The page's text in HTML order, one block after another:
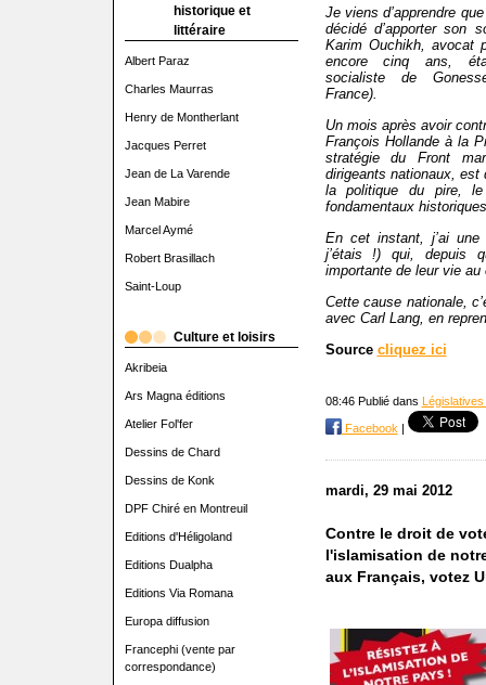
historique et
littéraire
Albert Paraz
Charles Maurras
Henry de Montherlant
Jacques Perret
Jean de La Varende
Jean Mabire
Marcel Aymé
Robert Brasillach
Saint-Loup
Culture et loisirs
Akribeia
Ars Magna éditions
Atelier Fol'fer
Dessins de Chard
Dessins de Konk
DPF Chiré en Montreuil
Editions d'Héligoland
Editions Dualpha
Editions Via Romana
Europa diffusion
Francephi (vente par
correspondance)
Je viens d’apprendre
décidé d’apporter son
Karim Ouchikh, avocat
encore cinq ans,
socialiste de
France).
Un mois après avoir
François Hollande à la
stratégie du Front
dirigeants nationaux,
la politique du pire,
fondamentaux
En cet instant, j’ai
j’étais !) qui, depuis
importante de leur vie
Cette cause nationale,
avec Carl Lang, en
Source cliquez ici
08:46 Publié dans
Facebook
mardi, 29 mai 2012
Contre le droit de
l'islamisation de
aux Français, votez